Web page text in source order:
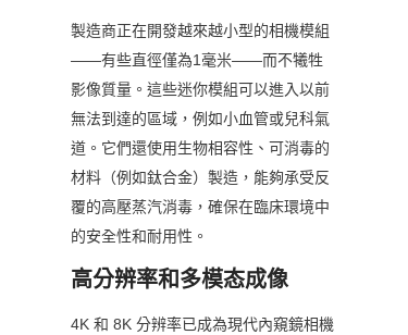
製造商正在開發越來越小型的相機模組
——有些直徑僅為1毫米——而不犧牲
影像質量。這些迷你模組可以進入以前
無法到達的區域，例如小血管或兒科氣
道。它們還使用生物相容性、可消毒的
材料（例如鈦合金）製造，能夠承受反
覆的高壓蒸汽消毒，確保在臨床環境中
的安全性和耐用性。
高分辨率和多模态成像
4K 和 8K 分辨率已成為現代內窺鏡相機